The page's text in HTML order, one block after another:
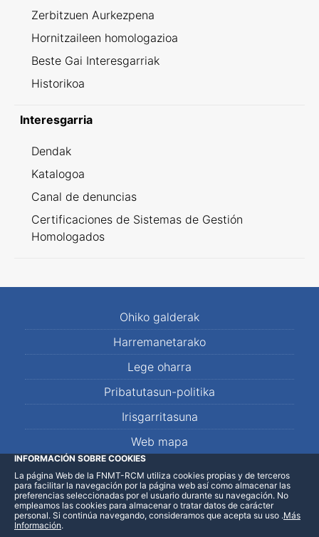
Zerbitzuen Aurkezpena
Hornitzaileen homologazioa
Beste Gai Interesgarriak
Historikoa
Interesgarria
Dendak
Katalogoa
Canal de denuncias
Certificaciones de Sistemas de Gestión
Homologados
Ohiko galderak
Harremanetarako
Lege oharra
Pribatutasun-politika
Irisgarritasuna
Web mapa
LinkedInFacebookWhatsApp
INFORMACIÓN SOBRE COOKIES
La página Web de la FNMT-RCM utiliza cookies propias y de terceros
para facilitar la navegación por la página web así como almacenar las
preferencias seleccionadas por el usuario durante su navegación. No
empleamos las cookies para almacenar o tratar datos de carácter
personal. Si continúa navegando, consideramos que acepta su uso .Más
Información.